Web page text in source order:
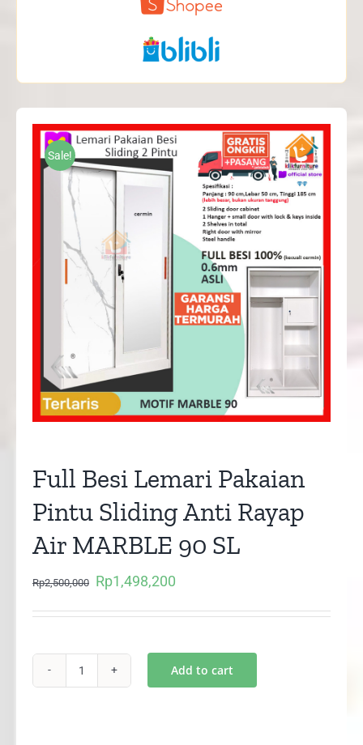
Sale!
Full Besi Lemari Pakaian
Pintu Sliding Anti Rayap
Air MARBLE 90 SL
Rp2,500,000
Original
Rp1,498,200
Add to cart